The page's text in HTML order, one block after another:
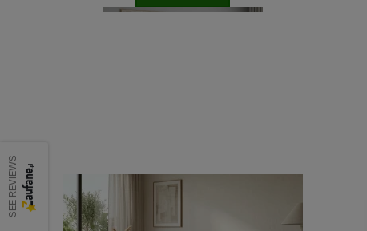
Łóżko kontynentalne Amadora Lux z
pojemnikiem, materacem i toperem
3 149,00 zł
SEE REVIEWS